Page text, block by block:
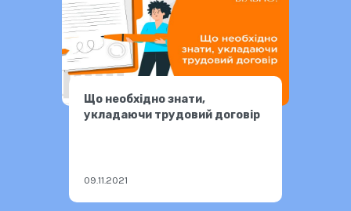
Що необхідно знати,
укладаючи трудовий договір
09.11.2021